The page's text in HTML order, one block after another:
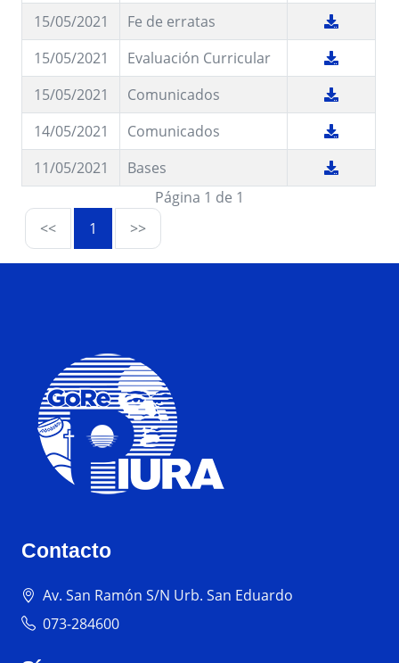
15/05/2021
Fe de erratas
15/05/2021
Evaluación Curricular
15/05/2021
Comunicados
14/05/2021
Comunicados
11/05/2021
Bases
Página 1 de 1
<<
1 >>
Contacto
Av. San Ramón S/N Urb. San Eduardo
073-284600